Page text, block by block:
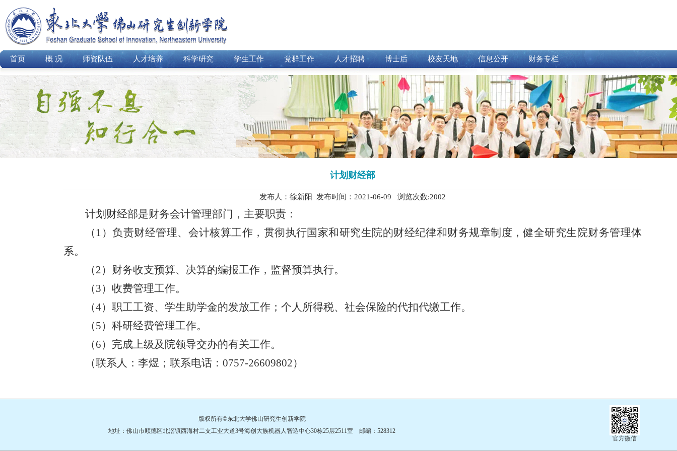
首页 概 况 师资队伍 人才培养 科学研究 学生工作 党群工作 人才招聘 博士后 校友天地 信息公开 财务专栏
计划财经部
发布人：徐新阳 发布时间：2021-06-09 浏览次数:2002
计划财经部是财务会计管理部门，主要职责 ：
（ 1）负责财经管理、会计核算工作，贯彻执行国家和研究生院的财经纪律和财务规章制度，健全研究生院财务管理体
系。
（2）财务收支预算、决算的编报工作，监督预算执行。
（3）收费管理工作。
（4）职工工资、学生助学金的发放工作；个人所得税、社会保险的代扣代缴工作。
（5）科研经费管理工作。
（6）完成上级及院领导交办的有关工作。
（联系人：李煜；联系电话： 0757-26609802）
版权所有©东北大学佛山研究生创新学院
地址：佛山市顺德区北滘镇西海村二支工业大道3号海创大族机器人智造中心30栋25层2511室 邮编：528312
官方微信